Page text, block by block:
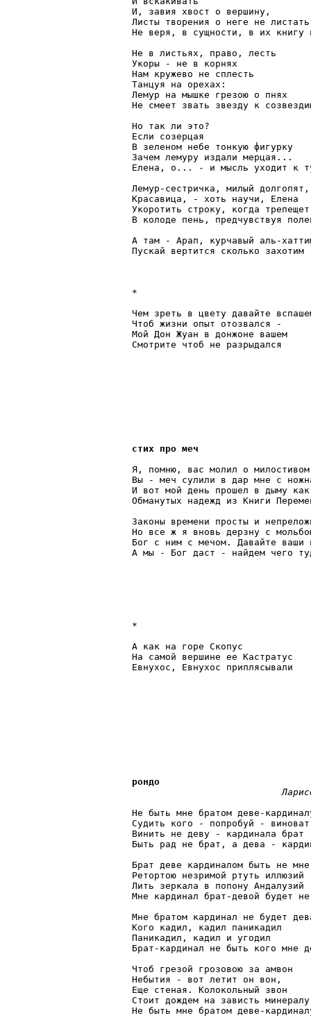
И, завия хвост о вершину,
Листы творения о неге не листать
Не веря, в сущности, в их книгу
Не в листьях, право, лесть
Укоры - не в корнях
Нам кружево не сплесть
Танцуя на орехах:
Лемур на мышке грезою о пнях
Не смеет звать звезду к
Но так ли это?
Если созерцая
В зеленом небе тонкую фигурку
Зачем лемуру издали мерцая...
Елена, о... - и мысль уходит к
Лемур-сестричка, милый долгопят,
Красавица, - хоть научи, Елена
Укоротить строку, когда
В колоде пень, предчувствуя
А там - Арап, курчавый аль-
Пускай вертится сколько захотим
*
Чем зреть в цвету давайте
Чтоб жизни опыт отозвался -
Мой Дон Жуан в донжоне вашем
Смотрите чтоб не разрыдался
стих про меч
Я, помню, вас молил о милостивом
Вы - меч сулили в дар мне с
И вот мой день прошел в дыму
Обманутых надежд из Книги
Законы времени просты и
Но все ж я вновь дерзну с
Бог с ним с мечом. Давайте ваши
А мы - Бог даст - найдем чего
*
А как на горе Скопус
На самой вершине ее Кастратус
Евнухос, Евнухос приплясывали
рондо
Не быть мне братом деве-
Судить кого - попробуй - виноват
Винить не деву - кардинала брат
Быть рад не брат, а дева -
Брат деве кардиналом быть не
Ретортою незримой ртуть иллюзий
Лить зеркала в попону Андалузий
Мне кардинал брат-девой будет
Мне братом кардинал не будет
Кого кадил, кадил паникадил
Паникадил, кадил и угодил
Брат-кардинал не быть кого мне
Чтоб грезой грозовою за амвон
Небытия - вот летит он вон,
Еще стеная. Колокольный звон
Стоит дождем на зависть
Не быть мне братом деве-